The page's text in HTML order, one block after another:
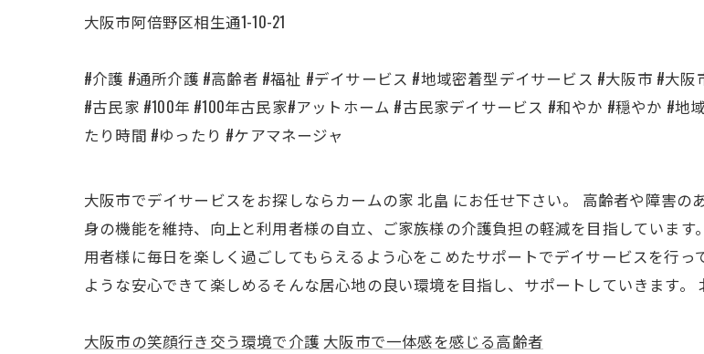
大阪市阿倍野区相生通1-10-21
#介護 #通所介護 #高齢者 #福祉 #デイサービス #地域密着型デイサービス #大阪市 #大
#古民家 #100年 #100年古民家#アットホーム #古民家デイサービス #和やか #穏やか #
たり時間 #ゆったり #ケアマネージャ
大阪市でデイサービスをお探しならカームの家 北畠 にお任せ下さい。 高齢者や障害
身の機能を維持、向上と利用者様の自立、ご家族様の介護負担の軽減を目指していま
用者様に毎日を楽しく過ごしてもらえるよう心をこめたサポートでデイサービスを行
ような安心できて楽しめるそんな居心地の良い環境を目指し、サポートしていきます。
大阪市の笑顔行き交う環境で介護 大阪市で一体感を感じる高齢者